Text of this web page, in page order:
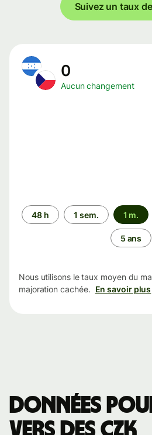
Suivez un taux
0
Aucun changement
Période
48 h 1 sem. 1 m.
5 ans
Nous utilisons le taux moyen du
majoration cachée. En savoir plus
Données